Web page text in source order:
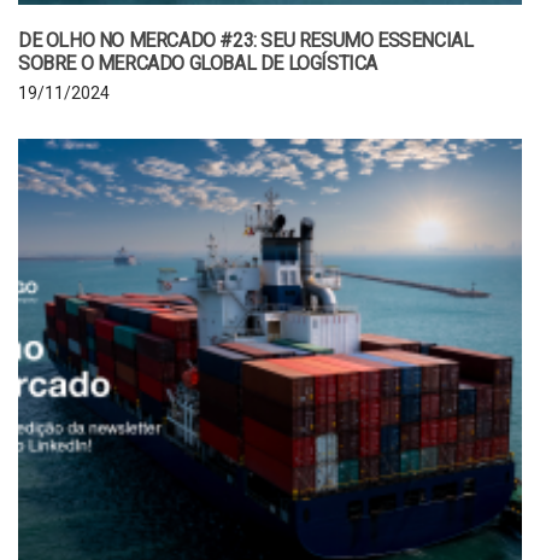
DE OLHO NO MERCADO #23: SEU RESUMO ESSENCIAL
SOBRE O MERCADO GLOBAL DE LOGÍSTICA
19/11/2024